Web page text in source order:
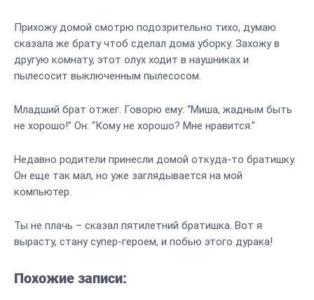
Прихожу домой смотрю подозрительно тихо, думаю
сказала же брату чтоб сделал дома уборку. Захожу в
другую комнату, этот олух ходит в наушниках и
пылесосит выключенным пылесосом.
Младший брат отжег. Говорю ему: “Миша, жадным быть
не хорошо!” Он: “Кому не хорошо? Мне нравится.”
Недавно родители принесли домой откуда-то братишку.
Он еще так мал, но уже заглядывается на мой
компьютер.
Ты не плачь – сказал пятилетний братишка. Вот я
вырасту, стану супер-героем, и побью этого дурака!
Похожие записи: